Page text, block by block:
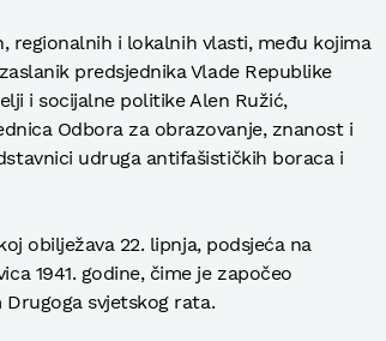
regionalnih i lokalnih vlasti, među kojima
predsjednika Vlade Republike
i socijalne politike Alen Ružić,
Odbora za obrazovanje, znanost i
udruga antifašističkih boraca i
obilježava 22. lipnja, podsjeća na
1941. godine, čime je započeo
svjetskog rata.